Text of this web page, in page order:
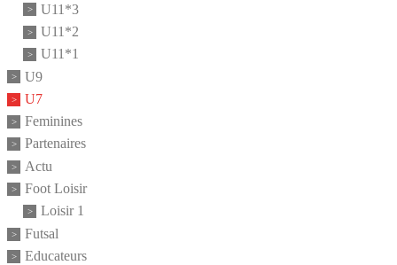
U11*3
U11*2
U11*1
U9
U7
Feminines
Partenaires
Actu
Foot Loisir
Loisir 1
Futsal
Educateurs